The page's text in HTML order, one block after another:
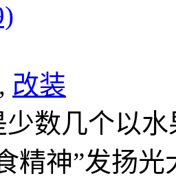
, 改装
少数几个以
精神”发扬光